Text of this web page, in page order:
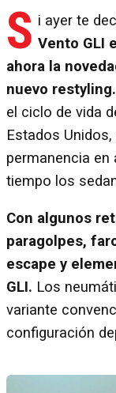
S i ayer te
Vento GLI
ahora la
nuevo restyling.
el ciclo de vida
Estados
permanencia en
tiempo los
Con algunos
paragolpes,
escape y
GLI. Los
variante
configuración